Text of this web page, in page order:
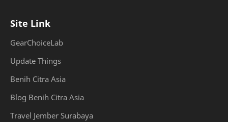
Site Link
GearChoiceLab
Update Things
Benih Citra Asia
Blog Benih Citra Asia
Travel Jember Surabaya